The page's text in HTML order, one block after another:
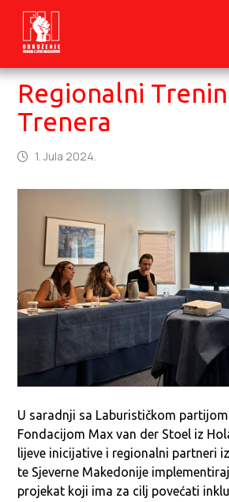
Regionalni
Trenera
1. Jula 2024.
U saradnji sa Laburističkom
Fondacijom Max van der Stoel iz
lijeve inicijative i regionalni partneri
te Sjeverne Makedonije
projekat koji ima za cilj povećati